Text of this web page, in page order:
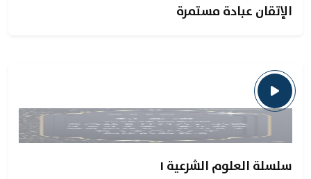
الإتقان عبادة مستمرة
سلسلة العلوم الشرعية ١